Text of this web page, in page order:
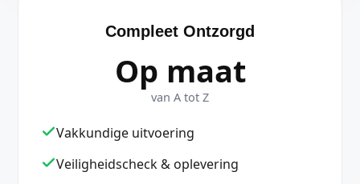
Compleet Ontzorgd
Op maat
van A tot Z
Vakkundige uitvoering
Veiligheidscheck & oplevering